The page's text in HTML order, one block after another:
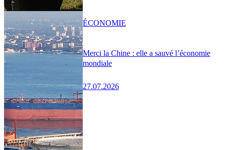
Merci la Chine : elle a sauvé l’économie
mondiale
27.07.2026
ÉCONOMIE